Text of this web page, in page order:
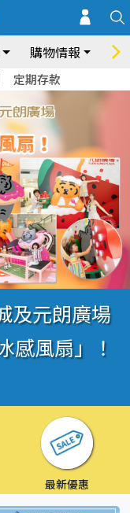
購物情報 飲
定期存款
及元朗廣場
感風扇」！
最新優惠